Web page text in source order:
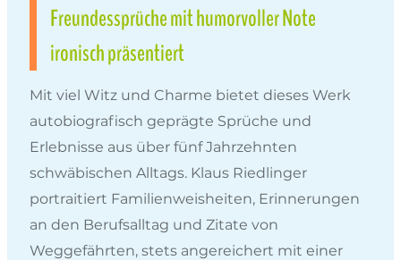
Freundessprüche mit humorvoller Note
ironisch präsentiert
Mit viel Witz und Charme bietet dieses Werk
autobiografisch geprägte Sprüche und
Erlebnisse aus über fünf Jahrzehnten
schwäbischen Alltags. Klaus Riedlinger
portraitiert Familienweisheiten, Erinnerungen
an den Berufsalltag und Zitate von
Weggefährten, stets angereichert mit einer